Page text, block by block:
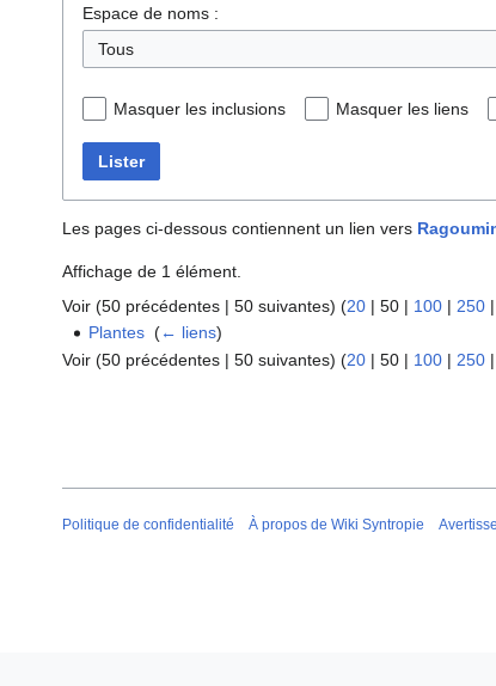
Espace de noms :
Tous
Masquer les inclusions Masquer les liens
Lister
Les pages ci-dessous contiennent un lien vers
Affichage de 1 élément.
Voir (50 précédentes | 50 suivantes) (20 | 50 | 100 | 250 |
Plantes ‎(← liens)
Voir (50 précédentes | 50 suivantes) (20 | 50 | 100 | 250 |
Politique de confidentialité À propos de Wiki Syntropie